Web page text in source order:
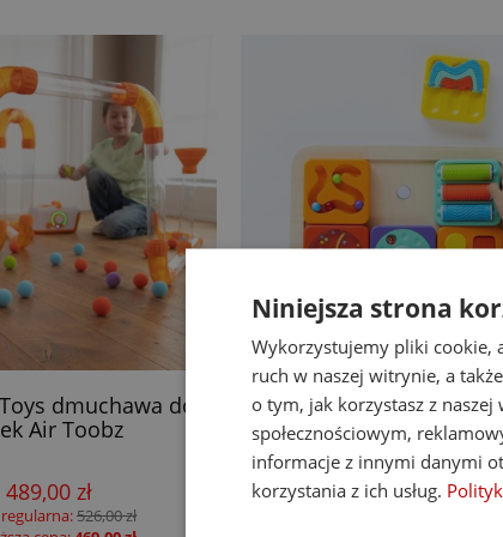
dmuchawa do
Air Toobz
489,00 zł
526,00 zł
-14%
Fat Brain Toys
manipulacyjna
138,00 zł
Niniejsza strona
Wykorzystujemy pliki cookie,
ruch w naszej witrynie, a
o tym, jak korzystasz z
społecznościowym,
informacje z innymi danymi
korzystania z ich usług.